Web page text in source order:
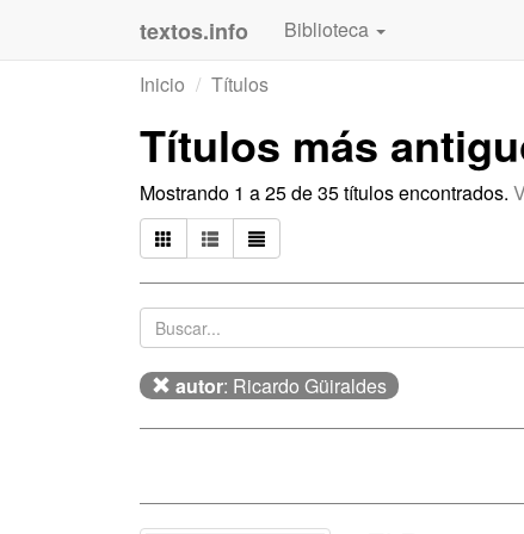
textos.info Biblioteca
Inicio
Títulos
Títulos más
Mostrando 1 a 25 de 35 títulos encontrados.
autor: Ricardo Güiraldes